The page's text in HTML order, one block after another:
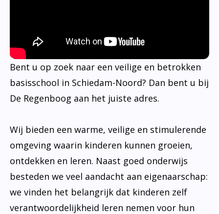
Bent u op zoek naar een veilige en betrokken
basisschool in Schiedam-Noord? Dan bent u bij
De Regenboog aan het juiste adres.
Wij bieden een warme, veilige en stimulerende
omgeving waarin kinderen kunnen groeien,
ontdekken en leren. Naast goed onderwijs
besteden we veel aandacht aan eigenaarschap:
we vinden het belangrijk dat kinderen zelf
verantwoordelijkheid leren nemen voor hun